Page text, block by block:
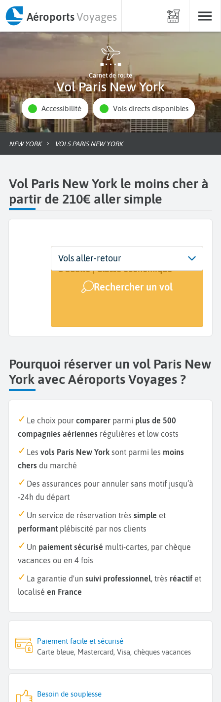
AéroportsVoyages
Carnet de route
Vol Paris New York
Accessibilité Vols directs disponibles
NEW YORK VOLS PARIS NEW YORK
Vol Paris New York le moins cher à
partir de 210€ aller simple
Départ
Paris (PAR)
Dates
Dates de votre voyage
Voyageurs | Classe
1 adulte | Classe économique
Rechercher un vol
Vols aller-retour
Pourquoi réserver un vol Paris New
York avec Aéroports Voyages ?
Le choix pour comparer parmi plus de 500
compagnies aériennes régulières et low costs
Les vols Paris New York sont parmi les moins
chers du marché
Des assurances pour annuler sans motif jusqu’à
-24h du départ
Un service de réservation très simple et
performant plébiscité par nos clients
Un paiement sécurisé multi-cartes, par chèque
vacances ou en 4 fois
La garantie d'un suivi professionnel, très réactif et
localisé en France
Paiement facile et sécurisé
Carte bleue, Mastercard, Visa, chèques vacances
Besoin de souplesse